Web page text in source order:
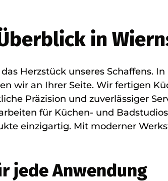
in
Herzstück unseres Schaffens.
wir an Ihrer Seite. Wir fertigen
Präzision und zuverlässiger
für Küchen- und
einzigartig. Mit moderner
jede Anwendung